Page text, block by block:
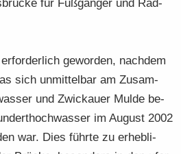
für Fuß­gän­ger und Rad­
ge­wor­den, nach­dem
sich un­mit­tel­bar am Zu­sam­
und Zwi­ckau­er Mulde be­
im Au­gust 2002
war. Dies führ­te zu er­heb­li­